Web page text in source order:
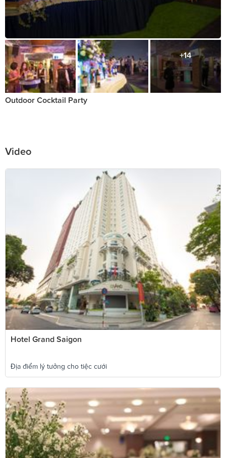
+14
Outdoor Cocktail Party
Video
Hotel Grand Saigon
Địa điểm lý tưởng cho tiệc cưới